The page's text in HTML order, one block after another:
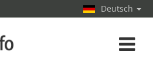
Deutsch
Toggle